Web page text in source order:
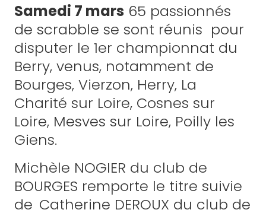
Samedi 7 mars 65 passionnés
de scrabble se sont réunis pour
disputer le 1er championnat du
Berry, venus, notamment de
Bourges, Vierzon, Herry, La
Charité sur Loire, Cosnes sur
Loire, Mesves sur Loire, Poilly les
Giens.
Michèle NOGIER du club de
BOURGES remporte le titre suivie
de Catherine DEROUX du club de